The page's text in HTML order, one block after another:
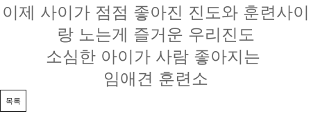
이제 사이가 점점 좋아진 진도와 훈련사이
랑 노는게 즐거운 우리진도
소심한 아이가 사람 좋아지는
임애견 훈련소
목록